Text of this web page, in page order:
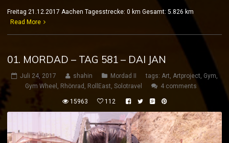
Freitag 21.12.2017 Aachen Tagesstrecke: 0 km Gesamt: 5.826 km
Read More
01. MORDAD – TAG 581 – DAI JAN
Juli 24, 2017 shahin Mordad II tags: Art, Artproject, Gym,
Gym Wheel , Rhönrad , RollEast, Solotravel 4 comments
15963 112